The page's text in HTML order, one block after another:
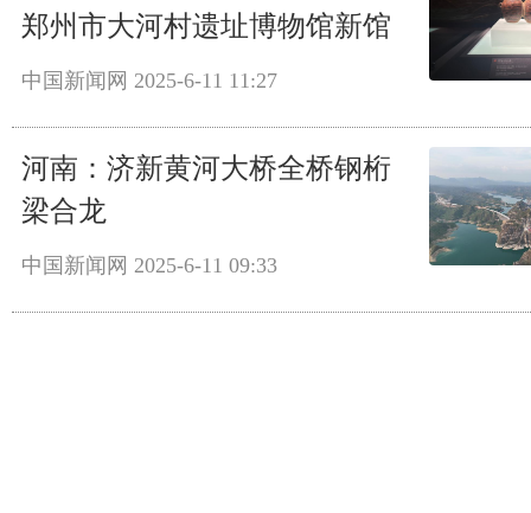
郑州市大河村遗址博物馆新馆
中国新闻网 2025-6-11 11:27
河南：济新黄河大桥全桥钢桁
梁合龙
中国新闻网 2025-6-11 09:33